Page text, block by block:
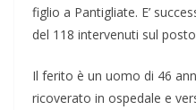
figlio a Pantigliate. E’
del 118 intervenuti sul
Il ferito è un uomo di 46
ricoverato in ospedale e